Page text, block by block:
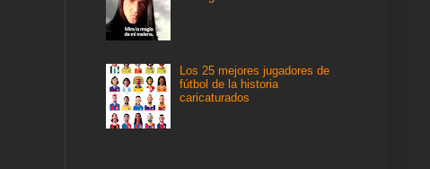
Los 25 mejores jugadores de
fútbol de la historia
caricaturados